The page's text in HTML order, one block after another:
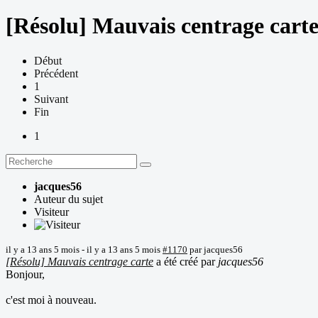
[Résolu] Mauvais centrage carte
Début
Précédent
1
Suivant
Fin
1
jacques56
Auteur du sujet
Visiteur
il y a 13 ans 5 mois - il y a 13 ans 5 mois #1170 parjacques56
[Résolu] Mauvais centrage carte a été créé par jacques56
Bonjour,
c'est moi à nouveau.